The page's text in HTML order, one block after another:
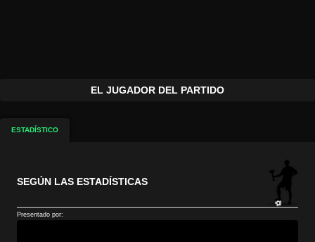
EL JUGADOR DEL PARTIDO
ESTADÍSTICO
SEGÚN LAS ESTADÍSTICAS
Presentado por: